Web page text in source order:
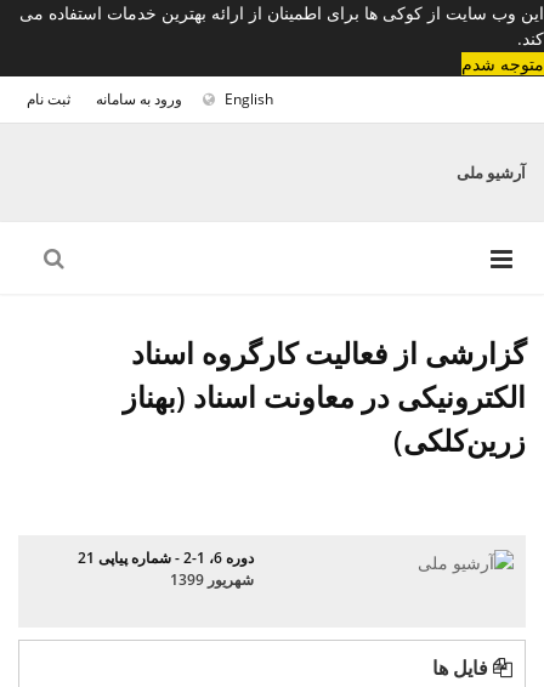
این وب سایت از کوکی ها برای اطمینان از ارائه بهترین خدمات استفاده می
کند.
متوجه شدم
ورود به سامانه ثبت نام English
آرشیو ملی
گزارشی از فعالیت کارگروه اسناد
الکترونیکی در معاونت اسناد (بهناز
زرین‌کلکی)
دوره 6، 1-2 - شماره پیاپی 21
شهریور 1399
فایل ها